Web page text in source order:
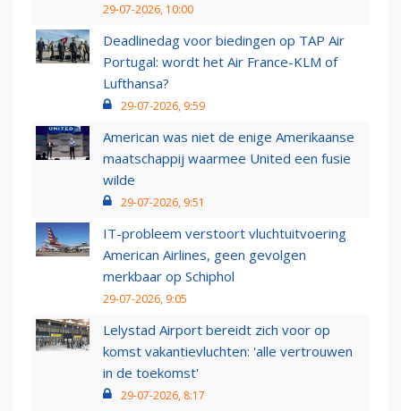
29-07-2026, 10:00
Deadlinedag voor biedingen op TAP Air
Portugal: wordt het Air France-KLM of
Lufthansa?
29-07-2026, 9:59
American was niet de enige Amerikaanse
maatschappij waarmee United een fusie
wilde
29-07-2026, 9:51
IT-probleem verstoort vluchtuitvoering
American Airlines, geen gevolgen
merkbaar op Schiphol
29-07-2026, 9:05
Lelystad Airport bereidt zich voor op
komst vakantievluchten: 'alle vertrouwen
in de toekomst'
29-07-2026, 8:17